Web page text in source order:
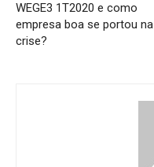
WEGE3 1T2020 e como
empresa boa se portou na
crise?